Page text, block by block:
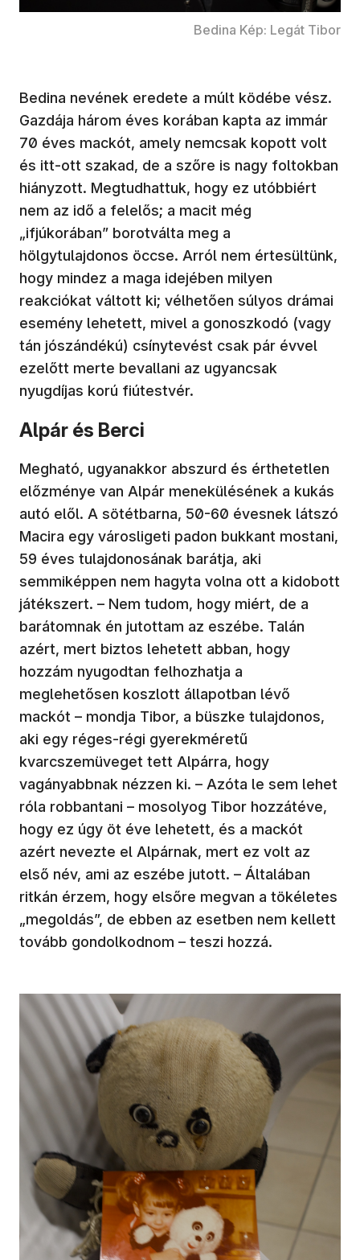
Bedina Kép: Legát Tibor
Bedina nevének eredete a múlt ködébe vész.
Gazdája három éves korában kapta az immár
70 éves mackót, amely nemcsak kopott volt
és itt-ott szakad, de a szőre is nagy foltokban
hiányzott. Megtudhattuk, hogy ez utóbbiért
nem az idő a felelős; a macit még
„ifjúkorában” borotválta meg a
hölgytulajdonos öccse. Arról nem értesültünk,
hogy mindez a maga idejében milyen
reakciókat váltott ki; vélhetően súlyos drámai
esemény lehetett, mivel a gonoszkodó (vagy
tán jószándékú) csínytevést csak pár évvel
ezelőtt merte bevallani az ugyancsak
nyugdíjas korú fiútestvér.
Alpár és Berci
Megható, ugyanakkor abszurd és érthetetlen
előzménye van Alpár menekülésének a kukás
autó elől. A sötétbarna, 50-60 évesnek látszó
Macira egy városligeti padon bukkant mostani,
59 éves tulajdonosának barátja, aki
semmiképpen nem hagyta volna ott a kidobott
játékszert. – Nem tudom, hogy miért, de a
barátomnak én jutottam az eszébe. Talán
azért, mert biztos lehetett abban, hogy
hozzám nyugodtan felhozhatja a
meglehetősen koszlott állapotban lévő
mackót – mondja Tibor, a büszke tulajdonos,
aki egy réges-régi gyerekméretű
kvarcszemüveget tett Alpárra, hogy
vagányabbnak nézzen ki. – Azóta le sem lehet
róla robbantani – mosolyog Tibor hozzátéve,
hogy ez úgy öt éve lehetett, és a mackót
azért nevezte el Alpárnak, mert ez volt az
első név, ami az eszébe jutott. – Általában
ritkán érzem, hogy elsőre megvan a tökéletes
„megoldás”, de ebben az esetben nem kellett
tovább gondolkodnom – teszi hozzá.